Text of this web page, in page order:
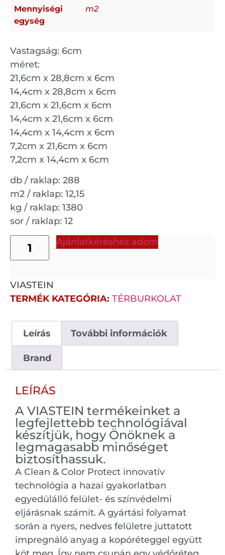
Mennyiségi
egység
m2
Vastagság: 6cm
méret:
21,6cm x 28,8cm x 6cm
14,4cm x 28,8cm x 6cm
21,6cm x 21,6cm x 6cm
14,4cm x 21,6cm x 6cm
14,4cm x 14,4cm x 6cm
7,2cm x 21,6cm x 6cm
7,2cm x 14,4cm x 6cm
db / raklap: 288
m2 / raklap: 12,15
kg / raklap: 1380
sor / raklap: 12
Ajánlatkéréshez adom
VIASTEIN
TERMÉK KATEGÓRIA: TÉRBURKOLAT
Leírás További információk
Brand
LEÍRÁS
A VIASTEIN termékeinket a
legfejlettebb technológiával
készítjük, hogy Önöknek a
legmagasabb minőséget
biztosíthassuk.
A Clean & Color Protect innovatív
technológia a hazai gyakorlatban
egyedülálló felület- és színvédelmi
eljárásnak számít. A gyártási folyamat
során a nyers, nedves felületre juttatott
impregnáló anyag a kopóréteggel együtt